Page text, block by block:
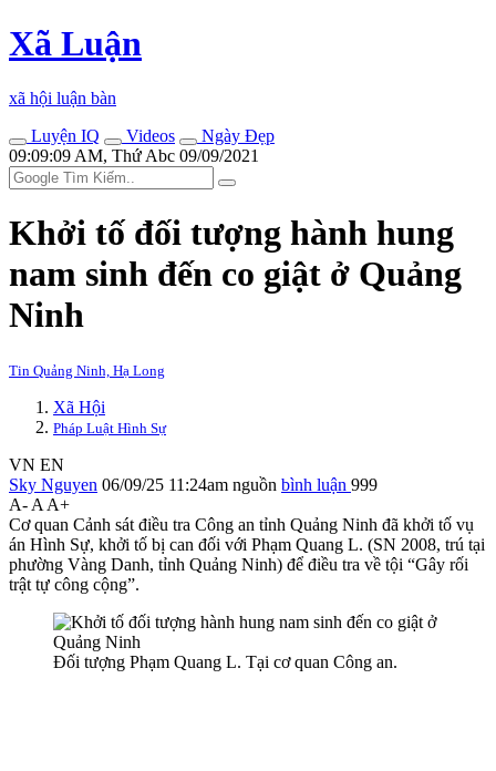
Xã Luận
xã hội luận bàn
Luyện IQ
Videos
Ngày Đẹp
09:09:09 AM, Thứ Abc 09/09/2021
Khởi tố đối tượng hành hung
nam sinh đến co giật ở Quảng
Ninh
Tin Quảng Ninh, Hạ Long
Xã Hội
Pháp Luật Hình Sự
VN EN
Sky Nguyen 06/09/25 11:24am nguồn bình luận 999
A- A A+
Cơ quan Cảnh sát điều tra Công an tỉnh Quảng Ninh đã khởi tố vụ
án Hình Sự, khởi tố bị can đối với Phạm Quang L. (SN 2008, trú tại
phường Vàng Danh, tỉnh Quảng Ninh) để điều tra về tội “Gây rối
trật tự công cộng”.
Đối tượng Phạm Quang L. Tại cơ quan Công an.